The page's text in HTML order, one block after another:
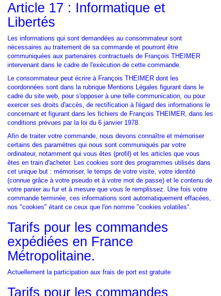
Article 17 : Informatique et
Libertés
Les informations qui sont demandées au consommateur sont
nécessaires au traitement de sa commande et pourront être
communiquées aux partenaires contractuels de François THEIMER
intervenant dans le cadre de l'exécution de cette commande.
Le consommateur peut écrire à François THEIMER dont les
coordonnées sont dans la rubrique Mentions Légales figurant dans le
cadre du site web, pour s'opposer à une telle communication, ou pour
exercer ses droits d'accès, de rectification à l'égard des informations le
concernant et figurant dans les fichiers de François THEIMER, dans les
conditions prévues par la loi du 6 janvier 1978.
Afin de traiter votre commande, nous devons connaître et mémoriser
certains des paramètres qui nous sont communiqués par votre
ordinateur, notamment qui vous êtes (profil) et les articles que vous
êtes en train d'acheter. Les cookies sont des programmes utilisés dans
cet unique but : mémoriser, le temps de votre visite, votre identité
(connue grâce à votre pseudo et à votre mot de passe) et le contenu de
votre panier au fur et à mesure que vous le remplissez. Une fois votre
commande terminée, ces informations sont automatiquement effacées,
nos "cookies" étant ce ceux que l'on nomme "cookies volatiles".
Tarifs pour les commandes
expédiées en France
Métropolitaine.
Actuellement la participation aux frais de port est gratuite
Tarifs pour les commandes